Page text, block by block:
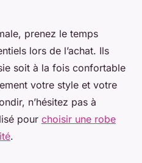
prenez le temps
lors de l’achat. Ils
soit à la fois confortable
votre style et votre
n’hésitez pas à
pour choisir une robe
.